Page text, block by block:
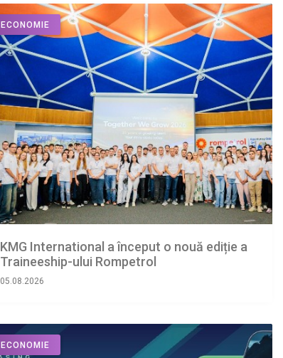
ECONOMIE
KMG International a început o nouă ediție a
Traineeship-ului Rompetrol
05.08.2026
ECONOMIE